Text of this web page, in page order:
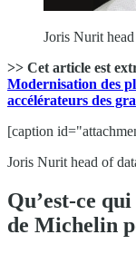
Joris Nurit
>> Cet article est
Modernisation des
accélérateurs des
[caption
Joris Nurit head of
Qu’est-ce
de Michelin